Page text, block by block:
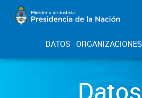
DATOS ORGANIZACIONES
Datos